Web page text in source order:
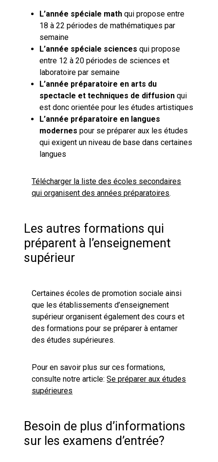
L’année spéciale math qui propose entre
18 à 22 périodes de mathématiques par
semaine
L’année spéciale sciences qui propose
entre 12 à 20 périodes de sciences et
laboratoire par semaine
L’année préparatoire en arts du
spectacle et techniques de diffusion qui
est donc orientée pour les études artistiques
L’année préparatoire en langues
modernes pour se préparer aux les études
qui exigent un niveau de base dans certaines
langues
Télécharger la liste des écoles secondaires
qui organisent des années préparatoires.
Les autres formations qui
préparent à l’enseignement
supérieur
Certaines écoles de promotion sociale ainsi
que les établissements d’enseignement
supérieur organisent également des cours et
des formations pour se préparer à entamer
des études supérieures.
Pour en savoir plus sur ces formations,
consulte notre article:Se préparer aux études
supérieures
Besoin de plus d’informations
sur les examens d’entrée?